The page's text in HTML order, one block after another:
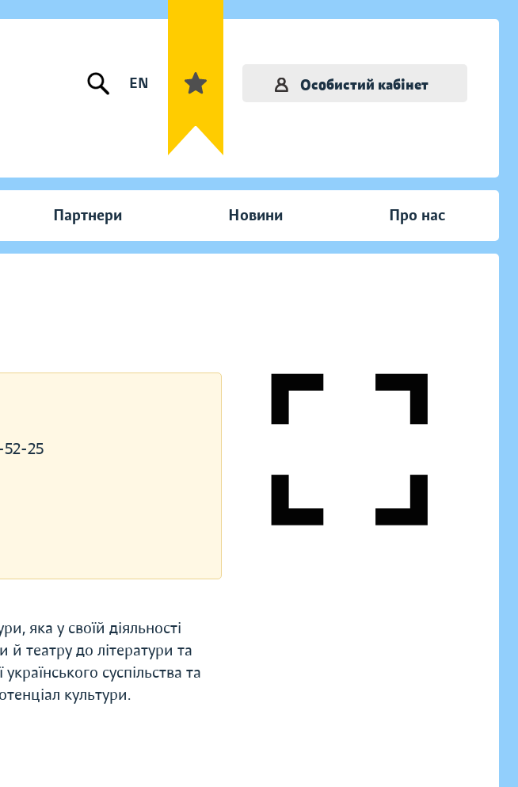
EN Особистий кабінет
Партнери Новини Про нас
25
яка у своїй діяльності
й театру до літератури та
суспільства та
культури.